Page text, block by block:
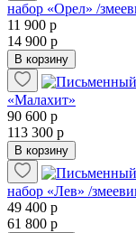
набор «Орел» /
11 900 р
14 900 р
В корзину
«Малахит»
90 600 р
113 300 р
В корзину
набор «Лев» /
49 400 р
61 800 р